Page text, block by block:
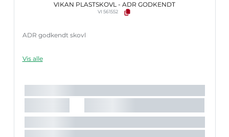
VIKAN PLASTSKOVL - ADR GODKENDT
VI 561552
ADR godkendt skovl
Vis alle